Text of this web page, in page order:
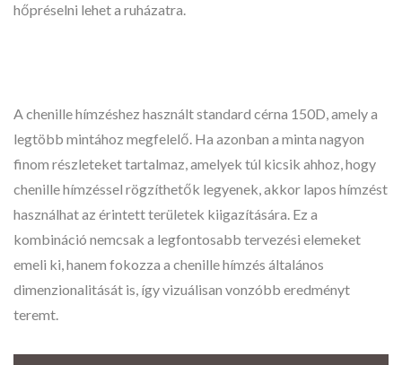
hőpréselni lehet a ruházatra.
A chenille hímzéshez használt standard cérna 150D, amely a
legtöbb mintához megfelelő. Ha azonban a minta nagyon
finom részleteket tartalmaz, amelyek túl kicsik ahhoz, hogy
chenille hímzéssel rögzíthetők legyenek, akkor lapos hímzést
használhat az érintett területek kiigazítására. Ez a
kombináció nemcsak a legfontosabb tervezési elemeket
emeli ki, hanem fokozza a chenille hímzés általános
dimenzionalitását is, így vizuálisan vonzóbb eredményt
teremt.